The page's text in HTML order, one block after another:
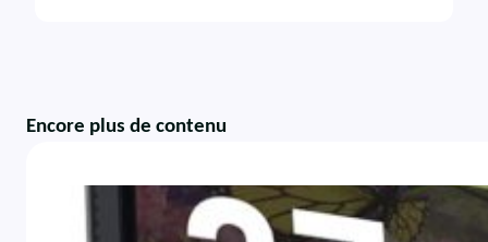
Encore plus de contenu